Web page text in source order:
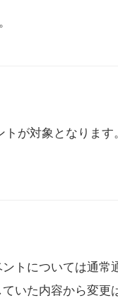
が対象となります。
トについては通常
いた内容から変更